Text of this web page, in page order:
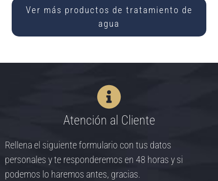
Ver más productos de tratamiento de
agua
Atención al Cliente
Rellena el siguiente formulario con tus datos
personales y te responderemos en 48 horas y si
podemos lo haremos antes, gracias.